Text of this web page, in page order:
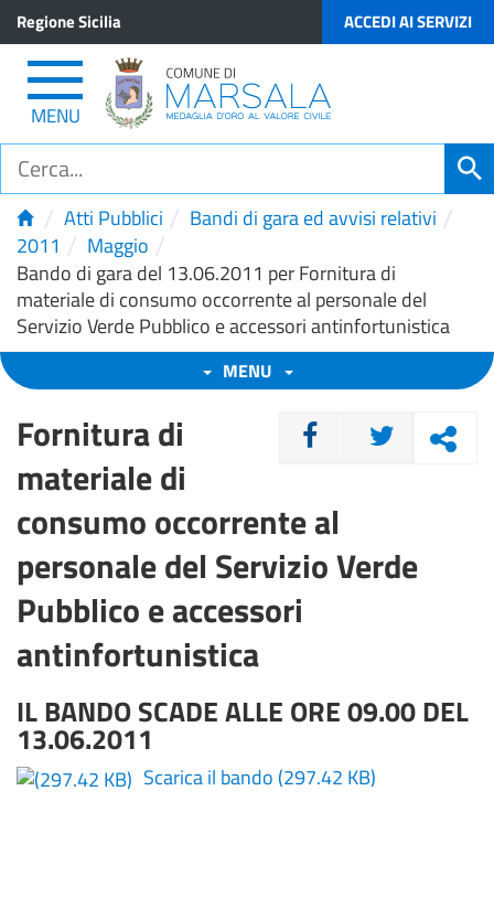
Regione Sicilia ACCEDI AI SERVIZI
MENU
Atti Pubblici Bandi di gara ed avvisi relativi
2011 Maggio
Bando di gara del 13.06.2011 per Fornitura di
materiale di consumo occorrente al personale del
Servizio Verde Pubblico e accessori antinfortunistica
MENU
CONDIVIDI
Fornitura di
materiale di
consumo occorrente al
personale del Servizio Verde
Pubblico e accessori
antinfortunistica
IL BANDO SCADE ALLE ORE 09.00 DEL
13.06.2011
Scarica il bando (297.42 KB)